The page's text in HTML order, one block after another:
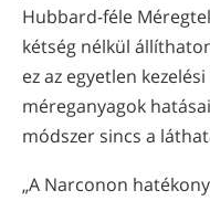
Hubbard-féle
kétség nélkül
ez az egyetlen
méreganyagok
módszer sincs a
„A Narconon